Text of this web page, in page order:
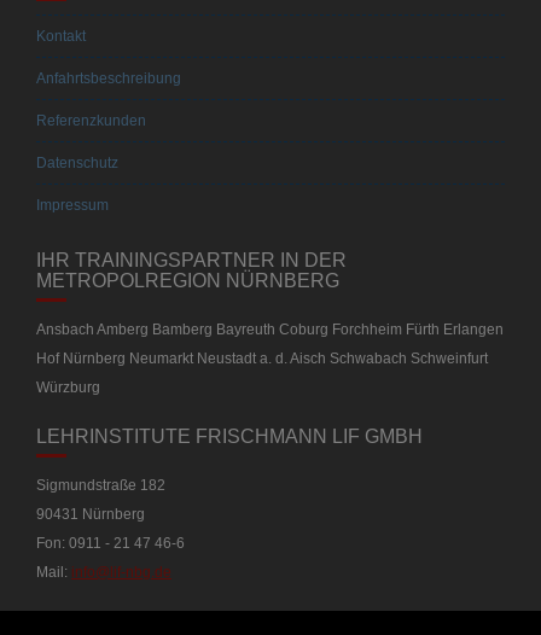
Kontakt
Anfahrtsbeschreibung
Referenzkunden
Datenschutz
Impressum
IHR TRAININGSPARTNER IN DER
METROPOLREGION NÜRNBERG
Ansbach Amberg Bamberg Bayreuth Coburg Forchheim Fürth Erlangen
Hof Nürnberg Neumarkt Neustadt a. d. Aisch Schwabach Schweinfurt
Würzburg
LEHRINSTITUTE FRISCHMANN LIF GMBH
Sigmundstraße 182
90431 Nürnberg
Fon: 0911 - 21 47 46-6
Mail: info@lif-nbg.de